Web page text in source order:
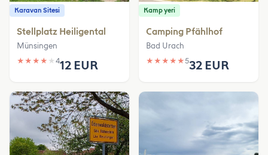
Karavan Sitesi
Stellplatz Heiligental
Münsingen
★ ★ ★ ★ ★ 412 EUR
Kamp yeri
Camping Pfählhof
Bad Urach
★ ★ ★ ★ ★532 EUR